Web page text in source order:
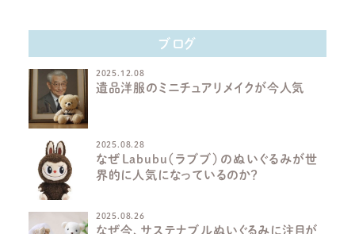
ブログ
2025.12.08
遺品洋服のミニチュアリメイクが今人気
2025.08.28
なぜLabubu（ラブブ）のぬいぐるみが世
界的に人気になっているのか？
2025.08.26
なぜ今、サステナブルぬいぐるみに注目が